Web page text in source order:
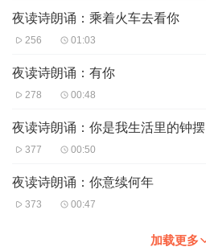
夜读诗朗诵：乘着火车去看你
256 01:03
夜读诗朗诵：有你
278 00:48
夜读诗朗诵：你是我生活里的钟摆
377 00:50
夜读诗朗诵：你意续何年
373 00:47
加载更多